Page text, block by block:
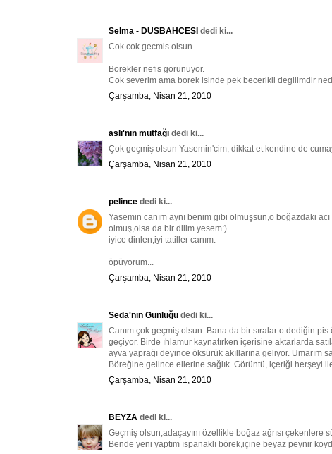
Selma - DUSBAHCESI dedi ki...
Cok cok gecmis olsun.
Borekler nefis gorunuyor.
Cok severim ama borek isinde pek becerikli degilimdir
Çarşamba, Nisan 21, 2010
aslı'nın mutfağı dedi ki...
Çok geçmiş olsun Yasemin'cim, dikkat et kendine de
Çarşamba, Nisan 21, 2010
pelince dedi ki...
Yasemin canım aynı benim gibi olmuşsun,o boğazdaki
olmuş,olsa da bir dilim yesem:)
iyice dinlen,iyi tatiller canım.
öpüyorum...
Çarşamba, Nisan 21, 2010
Seda'nın Günlüğü dedi ki...
Canım çok geçmiş olsun. Bana da bir sıralar o dediğin
geçiyor. Birde ıhlamur kaynatırken içerisine aktarlarda
ayva yaprağı deyince öksürük akıllarına geliyor. Umarım
Böreğine gelince ellerine sağlık. Görüntü, içeriği herşeyi
Çarşamba, Nisan 21, 2010
BEYZA dedi ki...
Geçmiş olsun,adaçayını özellikle boğaz ağrısı
Bende yeni yaptım ıspanaklı börek,içine beyaz peynir